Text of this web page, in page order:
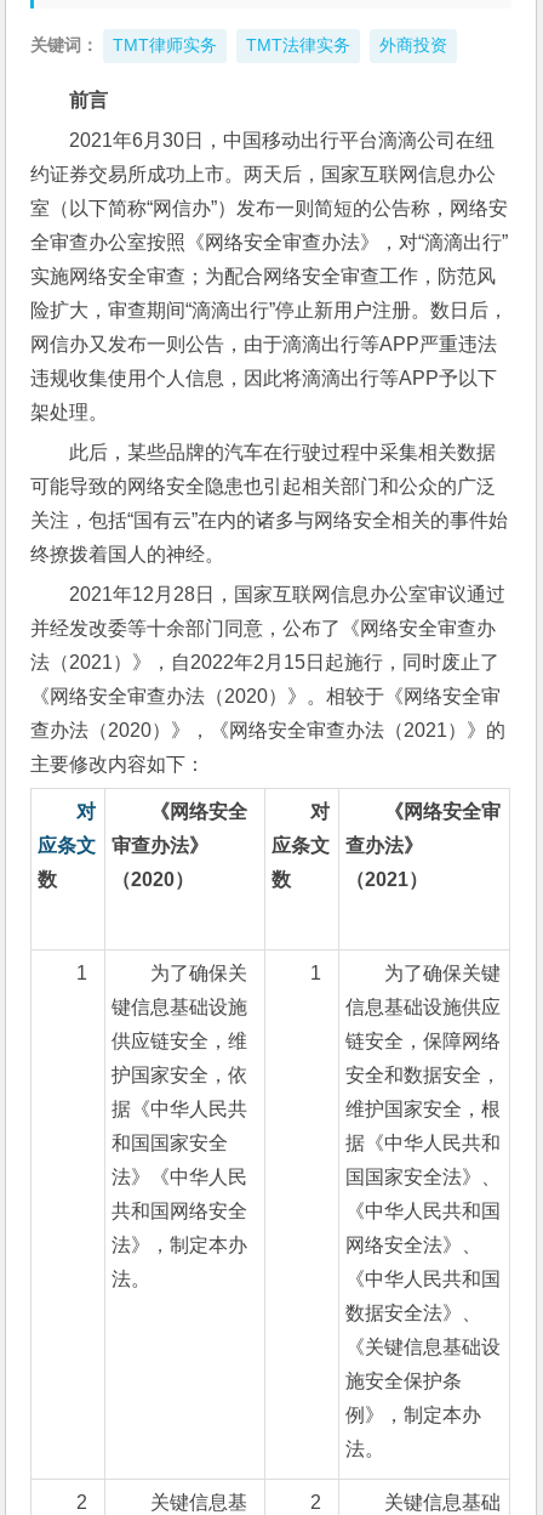
关键词： TMT律师实务 TMT法律实务 外商投资
前言
2021年6月30日，中国移动出行平台滴滴公司在纽
约证券交易所成功上市。两天后，国家互联网信息办公
室（以下简称“网信办”）发布一则简短的公告称，网络安
全审查办公室按照《网络安全审查办法》，对“滴滴出行”
实施网络安全审查；为配合网络安全审查工作，防范风
险扩大，审查期间“滴滴出行”停止新用户注册。数日后，
网信办又发布一则公告，由于滴滴出行等APP严重违法
违规收集使用个人信息，因此将滴滴出行等APP予以下
架处理。
此后，某些品牌的汽车在行驶过程中采集相关数据
可能导致的网络安全隐患也引起相关部门和公众的广泛
关注，包括“国有云”在内的诸多与网络安全相关的事件始
终撩拨着国人的神经。
2021年12月28日，国家互联网信息办公室审议通过
并经发改委等十余部门同意，公布了《网络安全审查办
法（2021）》，自2022年2月15日起施行，同时废止了
《网络安全审查办法（2020）》。相较于《网络安全审
查办法（2020）》，《网络安全审查办法（2021）》的
主要修改内容如下：
对
应条文
数
《网络安全
审查办法》
（2020）
对
应条文
数
《网络安全审
查办法》
（2021）
1
为了确保关
键信息基础设施
供应链安全，维
护国家安全，依
据《中华人民共
和国国家安全
法》《中华人民
共和国网络安全
法》，制定本办
法。
1
为了确保关键
信息基础设施供应
链安全，保障网络
安全和数据安全，
维护国家安全，根
据《中华人民共和
国国家安全法》、
《中华人民共和国
网络安全法》、
《中华人民共和国
数据安全法》、
《关键信息基础设
施安全保护条
例》，制定本办
法。
2
关键信息基
2
关键信息基础